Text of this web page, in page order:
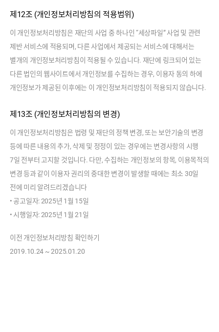
제12조 (개인정보처리방침의 적용범위)
이 개인정보처리방침은 재단의 사업 중 하나인 “세상파일” 사업 및 관련
제반 서비스에 적용되며, 다른 사업에서 제공되는 서비스에 대해서는
별개의 개인정보처리방침이 적용될 수 있습니다. 재단에 링크되어 있는
다른 법인의 웹사이트에서 개인정보를 수집하는 경우, 이용자 동의 하에
개인정보가 제공된 이후에는 이 개인정보처리방침이 적용되지 않습니다.
제13조 (개인정보처리방침의 변경)
이 개인정보처리방침은 법령 및 재단의 정책 변경, 또는 보안기술의 변경
등에 따른 내용의 추가, 삭제 및 정정이 있는 경우에는 변경사항의 시행
7일 전부터 고지할 것입니다. 다만, 수집하는 개인정보의 항목, 이용목적의
변경 등과 같이 이용자 권리의 중대한 변경이 발생할 때에는 최소 30일
전에 미리 알려드리겠습니다
• 공고일자: 2025년 1월 15일
• 시행일자: 2025년 1월 21일
이전 개인정보처리방침 확인하기
2019.10.24 ~ 2025.01.20